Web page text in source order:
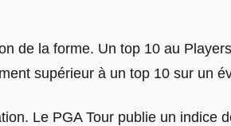
de la forme. Un top 10 au
supérieur à un top 10 sur un
Le PGA Tour publie un